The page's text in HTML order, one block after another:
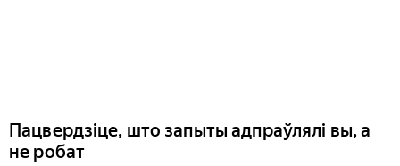
Пацвердзіце, што запыты адпраўлялі вы, а
не робат